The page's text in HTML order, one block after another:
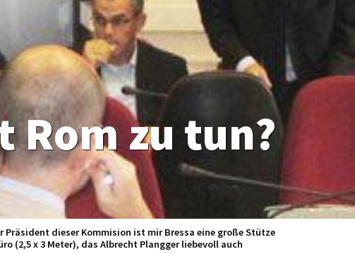
Rom zu tun?
dieser Kommision ist mir Bressa eine große Stütze
(2,5 x 3 Meter), das Albrecht Plangger liebevoll auch